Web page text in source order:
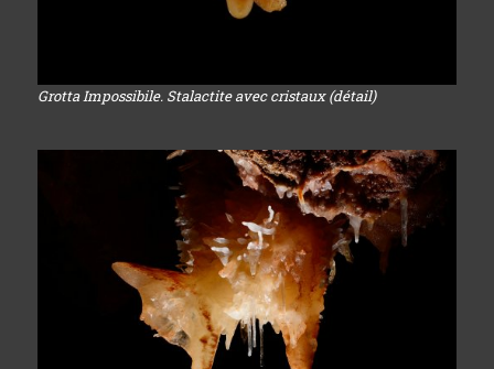
Grotta Impossibile. Stalactite avec cristaux (détail)